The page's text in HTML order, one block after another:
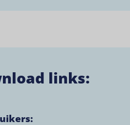
links: